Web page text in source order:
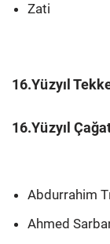
Zati
16.Yüzyıl
16.Yüzyıl
Abdurrahim
Ahmed